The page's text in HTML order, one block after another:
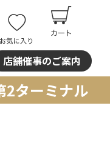
店舗催事のご案内
2ターミナル